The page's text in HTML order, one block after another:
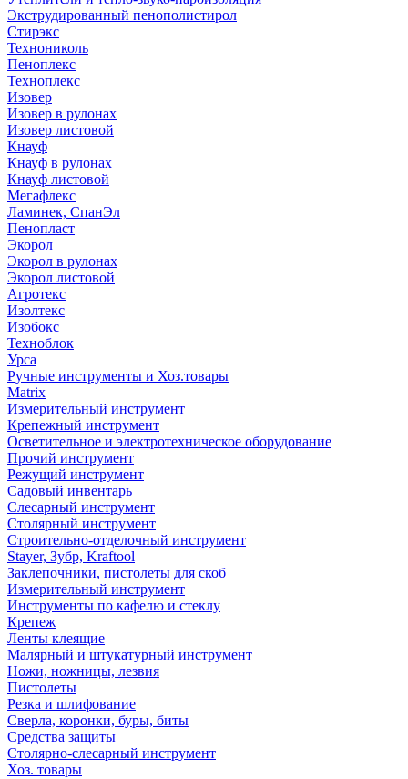
Экструдированный пенополистирол
Стирэкс
Технониколь
Пеноплекс
Техноплекс
Изовер
Изовер в рулонах
Изовер листовой
Кнауф
Кнауф в рулонах
Кнауф листовой
Мегафлекс
Ламинек, СпанЭл
Пенопласт
Экорол
Экорол в рулонах
Экорол листовой
Агротекс
Изолтекс
Изобокс
Техноблок
Урса
Ручные инструменты и Хоз.товары
Matrix
Измерительный инструмент
Крепежный инструмент
Осветительное и электротехническое оборудование
Прочий инструмент
Режущий инструмент
Садовый инвентарь
Слесарный инструмент
Столярный инструмент
Строительно-отделочный инструмент
Stayer, Зубр, Kraftool
Заклепочники, пистолеты для скоб
Измерительный инструмент
Инструменты по кафелю и стеклу
Крепеж
Ленты клеящие
Малярный и штукатурный инструмент
Ножи, ножницы, лезвия
Пистолеты
Резка и шлифование
Сверла, коронки, буры, биты
Средства защиты
Столярно-слесарный инструмент
Хоз. товары